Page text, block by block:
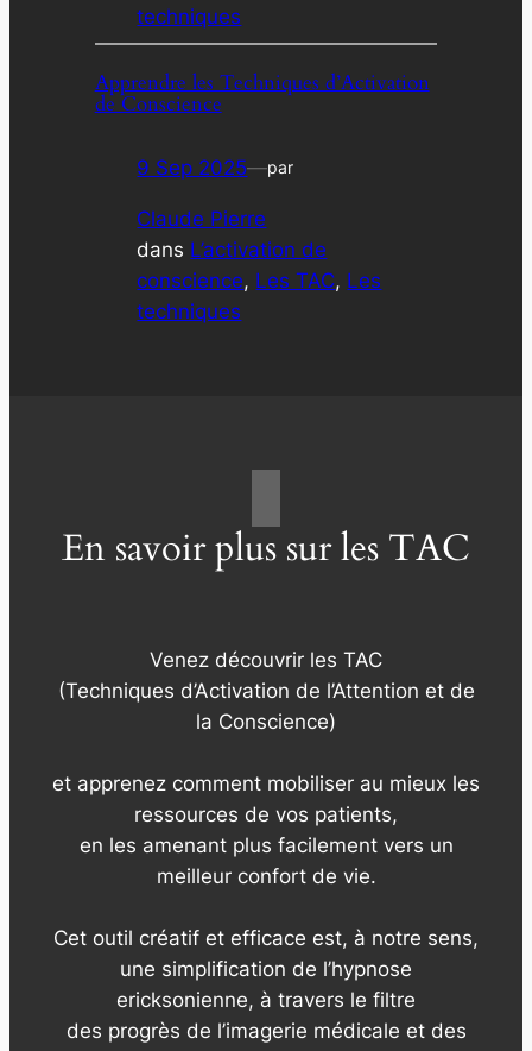
techniques
Apprendre les Techniques d’Activation
de Conscience
9 Sep 2025—par
Claude Pierre
dans L’activation de
conscience, Les TAC, Les
techniques
En savoir plus sur les TAC
Venez découvrir les TAC
(Techniques d’Activation de l’Attention et de
la Conscience)
et apprenez comment mobiliser au mieux les
ressources de vos patients,
en les amenant plus facilement vers un
meilleur confort de vie.
Cet outil créatif et efficace est, à notre sens,
une simplification de l’hypnose
ericksonienne, à travers le filtre
des progrès de l’imagerie médicale et des